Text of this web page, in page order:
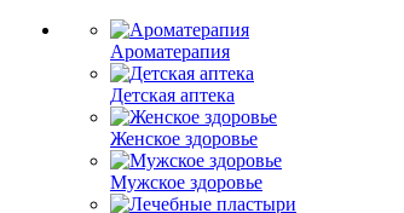
Ароматерапия
Детская аптека
Женское здоровье
Мужское здоровье